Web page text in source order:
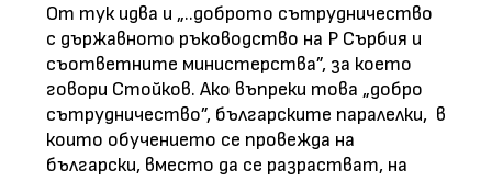
От тук идва и „..доброто сътрудничество
с държавното ръководство на Р Сърбия и
съответните министерства”, за което
говори Стойков. Ако въпреки това „добро
сътрудничество”, българските паралелки, в
които обучението се провежда на
български, вместо да се разрастват, на